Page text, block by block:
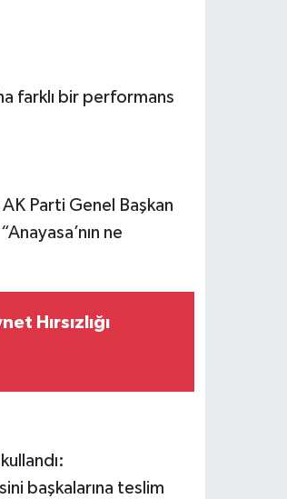
farklı bir performans
Parti Genel Başkan
ne
Hırsızlığı
başkalarına teslim